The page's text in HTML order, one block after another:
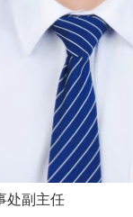
副主任